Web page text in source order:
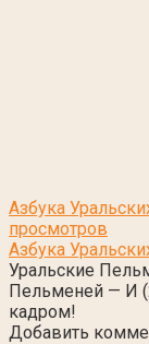
Азбука
просмотров
Азбука
Уральские
Пельменей — И
кадром!
Добавить